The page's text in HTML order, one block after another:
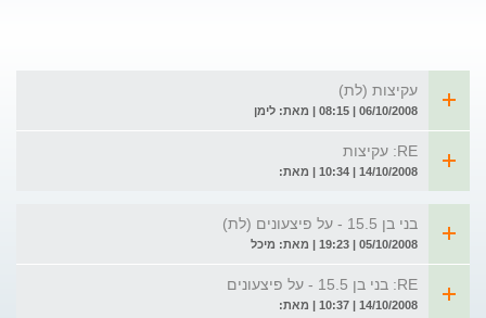
עקיצות (לת)
06/10/2008 | 08:15 | מאת: לימן
RE: עקיצות
14/10/2008 | 10:34 | מאת:
בני בן 15.5 - על פיצעונים (לת)
05/10/2008 | 19:23 | מאת: מיכל
RE: בני בן 15.5 - על פיצעונים
14/10/2008 | 10:37 | מאת: